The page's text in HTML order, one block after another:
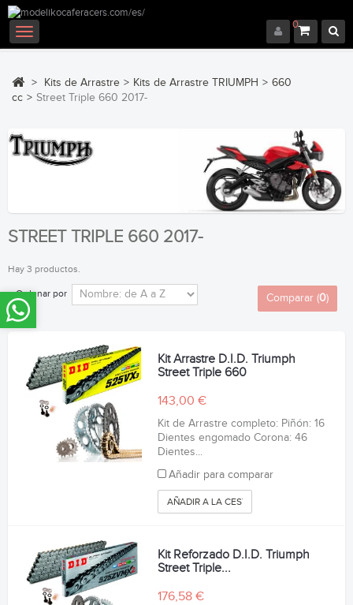
0
Navegación
Toggle
> Kits de Arrastre > Kits de Arrastre TRIUMPH > 660
cc > Street Triple 660 2017-
STREET TRIPLE 660 2017-
Hay 3 productos.
Ordenar por Comparar (0)
Kit Arrastre D.I.D. Triumph
Street Triple 660
143,00 €
Kit de Arrastre completo: Piñón: 16
Dientes engomado Corona: 46
Dientes...
Añadir para comparar
AÑADIR A LA CESTA
Kit Reforzado D.I.D. Triumph
Street Triple...
176,58 €